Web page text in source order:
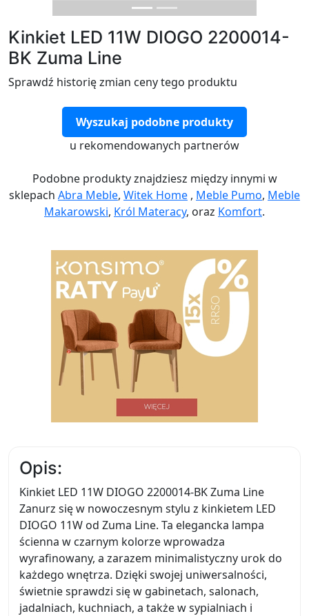
Kinkiet LED 11W DIOGO 2200014-
BK Zuma Line
Sprawdź historię zmian ceny tego produktu
Wyszukaj podobne produkty
u rekomendowanych partnerów
Podobne produkty znajdziesz między innymi w
sklepach Abra Meble, Witek Home , Meble Pumo, Meble
Makarowski, Król Materacy, oraz Komfort.
Opis:
Kinkiet LED 11W DIOGO 2200014-BK Zuma Line
Zanurz się w nowoczesnym stylu z kinkietem LED
DIOGO 11W od Zuma Line. Ta elegancka lampa
ścienna w czarnym kolorze wprowadza
wyrafinowany, a zarazem minimalistyczny urok do
każdego wnętrza. Dzięki swojej uniwersalności,
świetnie sprawdzi się w gabinetach, salonach,
jadalniach, kuchniach, a także w sypialniach i